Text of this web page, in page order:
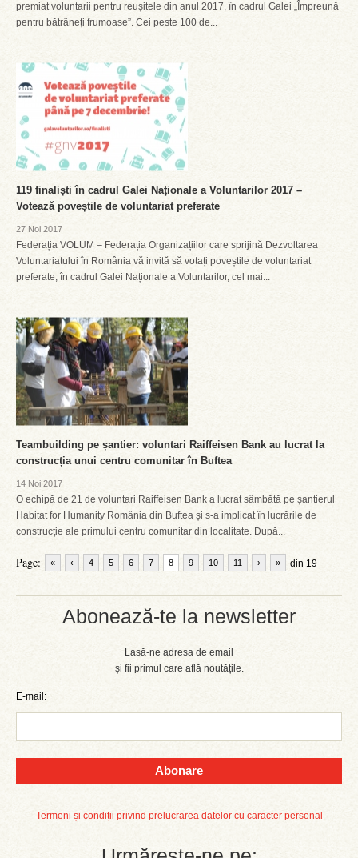
Abonează-te la newsletter
Lasă-ne adresa de email
și fii primul care află noutățile.
E-mail:
Abonare
Termeni și condiții privind prelucrarea datelor cu caracter personal
premiat voluntarii pentru reușitele din anul 2017, în cadrul Galei „Împreună
pentru bătrâneți frumoase”. Cei peste 100 de...
119 finaliști în cadrul Galei Naționale a Voluntarilor 2017 –
Votează poveștile de voluntariat preferate
27 Noi 2017
Federația VOLUM – Federația Organizațiilor care sprijină Dezvoltarea
Voluntariatului în România vă invită să votați poveștile de voluntariat
preferate, în cadrul Galei Naționale a Voluntarilor, cel mai...
Teambuilding pe șantier: voluntari Raiffeisen Bank au lucrat la
construcția unui centru comunitar în Buftea
14 Noi 2017
O echipă de 21 de voluntari Raiffeisen Bank a lucrat sâmbătă pe șantierul
Habitat for Humanity România din Buftea și s-a implicat în lucrările de
construcție ale primului centru comunitar din localitate. După...
Page: « ‹ 4 5 6 7 8 9 10 11 din 19
› »